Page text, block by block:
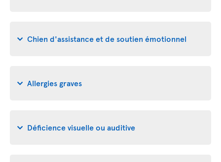
Chien d'assistance et de soutien émotionnel
Allergies graves
Déficience visuelle ou auditive